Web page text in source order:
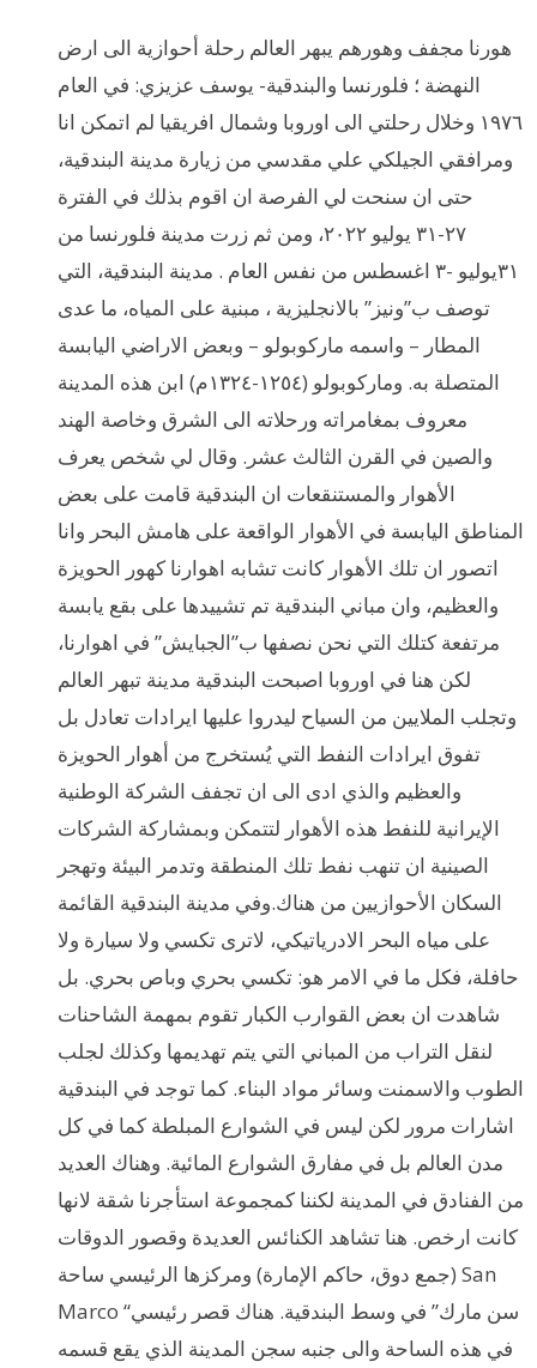
هورنا مجفف وهورهم يبهر العالم رحلة أحوازية الى ارض
النهضة ؛ فلورنسا والبندقية- يوسف عزيزي: في العام
١٩٧٦ وخلال رحلتي الى اوروبا وشمال افريقيا لم اتمكن انا
ومرافقي الجيلكي علي مقدسي من زيارة مدينة البندقية،
حتى ان سنحت لي الفرصة ان اقوم بذلك في الفترة
٢٧-٣١ يوليو ٢٠٢٢، ومن ثم زرت مدينة فلورنسا من
٣١يوليو -٣ اغسطس من نفس العام . مدينة البندقية، التي
توصف ب”ونيز” بالانجليزية ، مبنية على المياه، ما عدى
المطار – واسمه ماركوبولو – وبعض الاراضي اليابسة
المتصلة به. وماركوبولو (١٢٥٤-١٣٢٤م) ابن هذه المدينة
معروف بمغامراته ورحلاته الى الشرق وخاصة الهند
والصين في القرن الثالث عشر. وقال لي شخص يعرف
الأهوار والمستنقعات ان البندقية قامت على بعض
المناطق اليابسة في الأهوار الواقعة على هامش البحر وانا
اتصور ان تلك الأهوار كانت تشابه اهوارنا كهور الحويزة
والعظيم، وان مباني البندقية تم تشييدها على بقع يابسة
مرتفعة كتلك التي نحن نصفها ب”الجبايش” في اهوارنا،
لكن هنا في اوروبا اصبحت البندقية مدينة تبهر العالم
وتجلب الملايين من السياح ليدروا عليها ايرادات تعادل بل
تفوق ايرادات النفط التي يُستخرج من أهوار الحويزة
والعظيم والذي ادى الى ان تجفف الشركة الوطنية
الإيرانية للنفط هذه الأهوار لتتمكن وبمشاركة الشركات
الصينية ان تنهب نفط تلك المنطقة وتدمر البيئة وتهجر
السكان الأحوازيين من هناك.وفي مدينة البندقية القائمة
على مياه البحر الادرياتيكي، لاترى تكسي ولا سيارة ولا
حافلة، فكل ما في الامر هو: تكسي بحري وباص بحري. بل
شاهدت ان بعض القوارب الكبار تقوم بمهمة الشاحنات
لنقل التراب من المباني التي يتم تهديمها وكذلك لجلب
الطوب والاسمنت وسائر مواد البناء. كما توجد في البندقية
اشارات مرور لكن ليس في الشوارع المبلطة كما في كل
مدن العالم بل في مفارق الشوارع المائية. وهناك العديد
من الفنادق في المدينة لكننا كمجموعة استأجرنا شقة لانها
كانت ارخص. هنا تشاهد الكنائس العديدة وقصور الدوقات
(جمع دوق، حاكم الإمارة) ومركزها الرئيسي ساحة San
Marco “سن مارك” في وسط البندقية. هناك قصر رئيسي
في هذه الساحة والى جنبه سجن المدينة الذي يقع قسمه